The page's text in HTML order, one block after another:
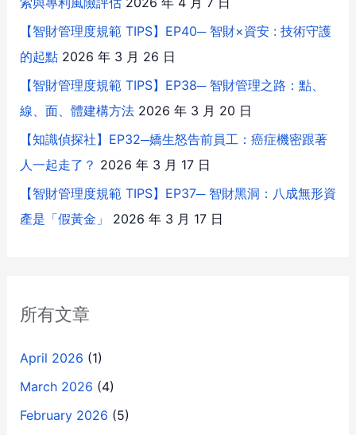
【智財管理度規範 TIPS】EP40─ 智財×資安 : 技術守護
的起點 2026 年 3 月 26 日
【智財管理度規範 TIPS】EP38─ 智財管理之路：點、
線、面、體建構方法 2026 年 3 月 20 日
【知識偵探社】EP32─嬌生怒告前員工：癌症機密跟著
人一起走了？ 2026 年 3 月 17 日
【智財管理度規範 TIPS】EP37─ 智財黑洞：八成無形資
產是「假黃金」
2026 年 3 月 17 日
所有文章
April 2026 (1)
March 2026 (4)
February 2026 (5)